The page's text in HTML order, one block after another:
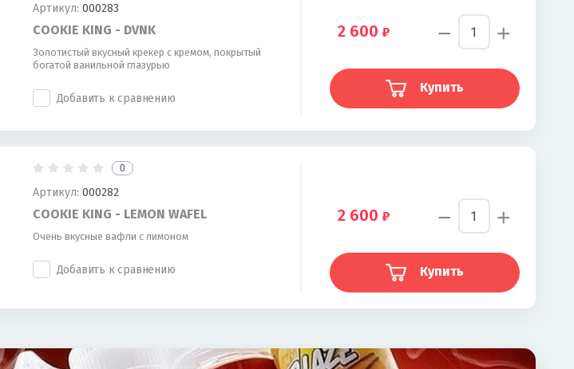
Артикул: 000283
COOKIE KING - DVNK
Золотистый вкусный крекер с кремом, покрытый
богатой ванильной глазурью
Добавить к сравнению
2 600 − +
Купить
0
Артикул: 000282
COOKIE KING - LEMON WAFEL
Очень вкусные вафли с лимоном
Добавить к сравнению
2 600 − +
Купить